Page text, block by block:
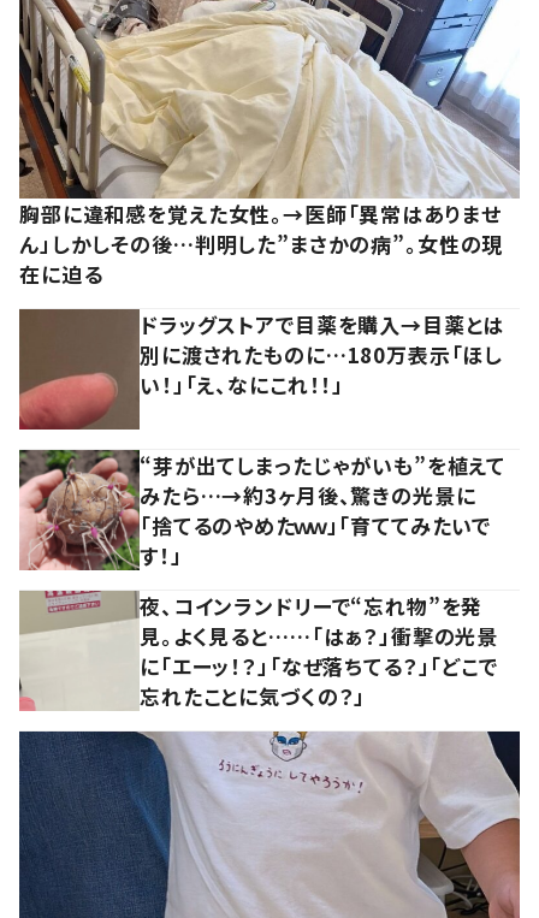
胸部に違和感を覚えた女性。→医師「異常はありませ
ん」しかしその後…判明した”まさかの病”。女性の現
在に迫る
ドラッグストアで目薬を購入→目薬とは
別に渡されたものに…180万表示「ほし
い！」「え、なにこれ！！」
“芽が出てしまったじゃがいも”を植えて
みたら…→約3ヶ月後、驚きの光景に
「捨てるのやめたｗｗ」「育ててみたいで
す！」
夜、コインランドリーで“忘れ物”を発
見。よく見ると……「はぁ？」衝撃の光景
に「エーッ！？」「なぜ落ちてる？」「どこで
忘れたことに気づくの？」